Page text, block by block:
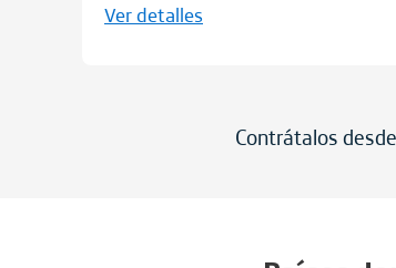
Ver detalles
Contrátalos